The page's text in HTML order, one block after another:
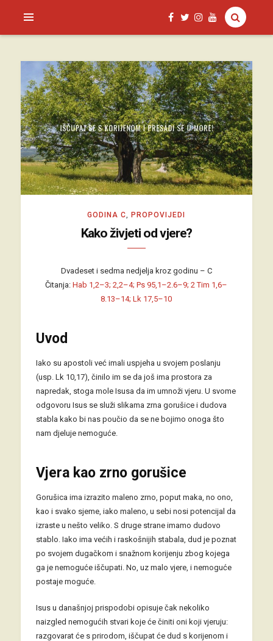
SAGUD.XYZ
GODINA C ,PROPOVIJEDI
Kako živjeti od vjere?
Dvadeset i sedma nedjelja kroz godinu – C
Čitanja:Hab 1,2–3; 2,2–4; Ps 95,1–2.6–9; 2 Tim 1,6–
8.13–14; Lk 17,5–10
Uvod
Iako su apostoli već imali uspjeha u svojem poslanju
(usp. Lk 10,17), činilo im se da još ima prostora za
napredak, stoga mole Isusa da im umnoži vjeru. U svome
odgovoru Isus se služi slikama zrna gorušice i dudova
stabla kako bi nas poučio da se ne bojimo onoga što
nam djeluje nemoguće.
Vjera kao zrno gorušice
Gorušica ima izrazito maleno zrno, poput maka, no ono,
kao i svako sjeme, iako maleno, u sebi nosi potencijal da
izraste u nešto veliko. S druge strane imamo dudovo
stablo. Iako ima većih i raskošnijih stabala, dud je poznat
po svojem dugačkom i snažnom korijenju zbog kojega
ga je nemoguće iščupati. No, uz malo vjere, i nemoguće
postaje moguće.
Isus u današnjoj prispodobi opisuje čak nekoliko
naizgled nemogućih stvari koje će činiti oni koji vjeruju:
razgovarat će s prirodom, iščupat će dud s korijenom i